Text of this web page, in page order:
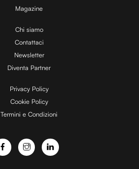
i
d
e
o
Magazine
Chi siamo
Contattaci
Newsletter
Diventa Partner
Privacy Policy
Cookie Policy
Termini e Condizioni